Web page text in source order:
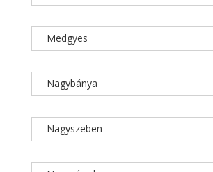
Medgyes
Nagybánya
Nagyszeben